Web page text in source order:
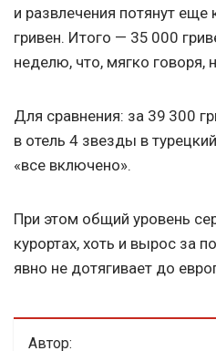
и развлечения потянут
гривен. Итого — 35 000
неделю, что, мягко говоря,
Для сравнения: за 39 300
в отель 4 звезды в
«все включено».
При этом общий уровень
курортах, хоть и вырос за
явно не дотягивает до
Автор: